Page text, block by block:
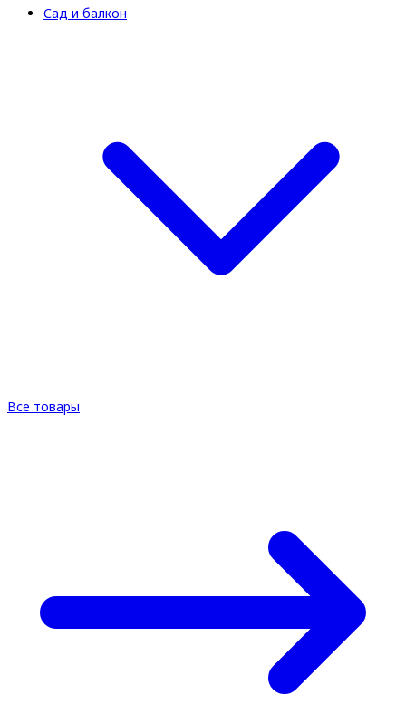
Сад и балкон
Все товары